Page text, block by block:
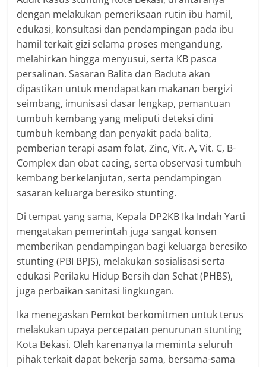
dengan melakukan pemeriksaan rutin ibu hamil,
edukasi, konsultasi dan pendampingan pada ibu
hamil terkait gizi selama proses mengandung,
melahirkan hingga menyusui, serta KB pasca
persalinan. Sasaran Balita dan Baduta akan
dipastikan untuk mendapatkan makanan bergizi
seimbang, imunisasi dasar lengkap, pemantuan
tumbuh kembang yang meliputi deteksi dini
tumbuh kembang dan penyakit pada balita,
pemberian terapi asam folat, Zinc, Vit. A, Vit. C, B-
Complex dan obat cacing, serta observasi tumbuh
kembang berkelanjutan, serta pendampingan
sasaran keluarga beresiko stunting.
Di tempat yang sama, Kepala DP2KB Ika Indah Yarti
mengatakan pemerintah juga sangat konsen
memberikan pendampingan bagi keluarga beresiko
stunting (PBI BPJS), melakukan sosialisasi serta
edukasi Perilaku Hidup Bersih dan Sehat (PHBS),
juga perbaikan sanitasi lingkungan.
Ika menegaskan Pemkot berkomitmen untuk terus
melakukan upaya percepatan penurunan stunting
Kota Bekasi. Oleh karenanya Ia meminta seluruh
pihak terkait dapat bekerja sama, bersama-sama